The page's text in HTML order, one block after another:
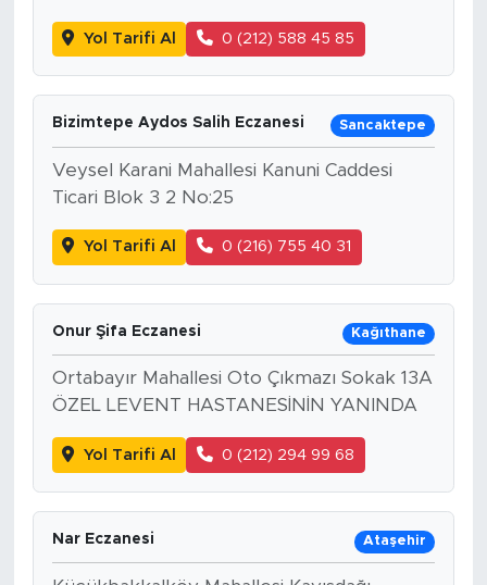
Yol Tarifi Al 0 (212) 588 45 85
Bizimtepe Aydos Salih Eczanesi Sancaktepe
Veysel Karani Mahallesi Kanuni Caddesi
Ticari Blok 3 2 No:25
Yol Tarifi Al 0 (216) 755 40 31
Onur Şifa Eczanesi Kağıthane
Ortabayır Mahallesi Oto Çıkmazı Sokak 13A
ÖZEL LEVENT HASTANESİNİN YANINDA
Yol Tarifi Al 0 (212) 294 99 68
Nar Eczanesi Ataşehir